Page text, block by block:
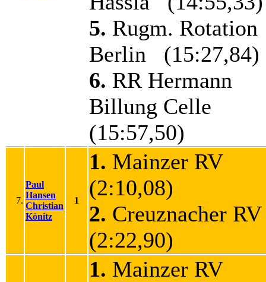
5. Rugm. Rotation
Berlin (15:27,84)
6. RR Hermann
Billung Celle
(15:57,50)
7.
Paul
Hansen
Christian
Könitz
1
1. Mainzer RV
(2:10,08)
2. Creuznacher
(2:22,90)
1. Mainzer RV